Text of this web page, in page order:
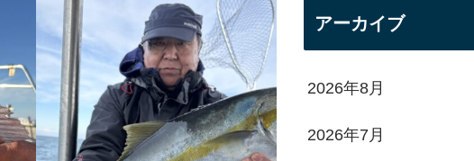
アーカイブ
2026年8月
2026年7月